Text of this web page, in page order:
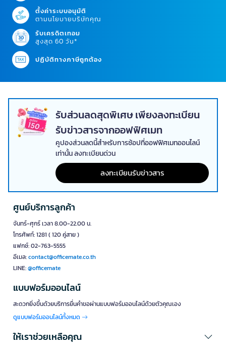
ตั้งค่าระบบอนุมัติ
ตามนโยบายบริษัทคุณ
รับเครดิตเทอม
สูงสุด 60 วัน*
ปฏิบัติทางภาษีถูกต้อง
รับส่วนลดสุดพิเศษ เพียงลงทะเบียน
รับข่าวสารจากออฟฟิศเมท
คูปองส่วนลดนี้สำหรับการช้อปที่ออฟฟิศเมทออนไลน์
เท่านั้น ลงทะเบียนด่วน
ลงทะเบียนรับข่าวสาร
ศูนย์บริการลูกค้า
จันทร์-ศุกร์ เวลา 8.00-22.00 น.
โทรศัพท์: 1281 ( 120 คู่สาย )
แฟกซ์: 02-763-5555
อีเมล:contact@officemate.co.th
LINE:@officemate
แบบฟอร์มออนไลน์
สะดวกยิ่งขึ้นด้วยบริการยื่นคำขอผ่านแบบฟอร์มออนไลน์ด้วยตัวคุณเอง
ดูแบบฟอร์มออนไลน์ทั้งหมด
ให้เราช่วยเหลือคุณ